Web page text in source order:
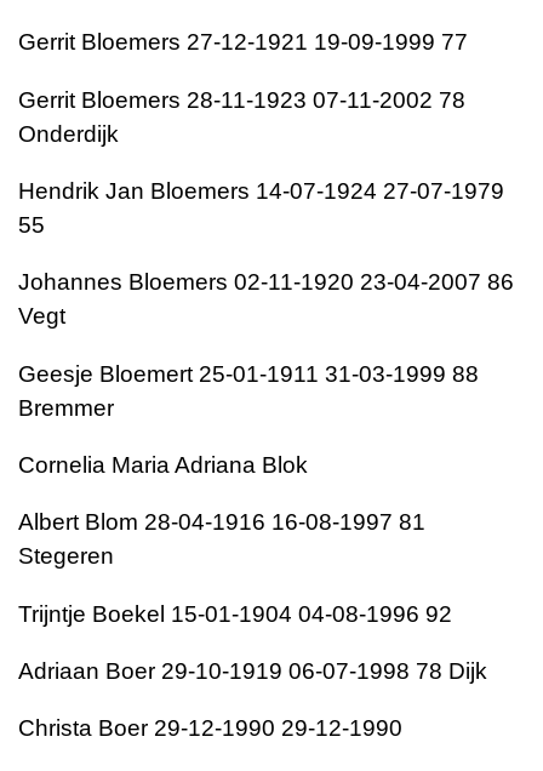
Gerrit Bloemers 27-12-1921 19-09-1999 77
Gerrit Bloemers 28-11-1923 07-11-2002 78
Onderdijk
Hendrik Jan Bloemers 14-07-1924 27-07-1979
55
Johannes Bloemers 02-11-1920 23-04-2007 86
Vegt
Geesje Bloemert 25-01-1911 31-03-1999 88
Bremmer
Cornelia Maria Adriana Blok
Albert Blom 28-04-1916 16-08-1997 81
Stegeren
Trijntje Boekel 15-01-1904 04-08-1996 92
Adriaan Boer 29-10-1919 06-07-1998 78 Dijk
Christa Boer 29-12-1990 29-12-1990